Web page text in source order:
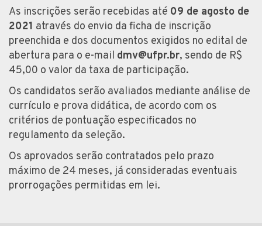
As inscrições serão recebidas até 09 de agosto de
2021 através do envio da ficha de inscrição
preenchida e dos documentos exigidos no edital de
abertura para o e-mail dmv@ufpr.br, sendo de R$
45,00 o valor da taxa de participação.
Os candidatos serão avaliados mediante análise de
currículo e prova didática, de acordo com os
critérios de pontuação especificados no
regulamento da seleção.
Os aprovados serão contratados pelo prazo
máximo de 24 meses, já consideradas eventuais
prorrogações permitidas em lei.